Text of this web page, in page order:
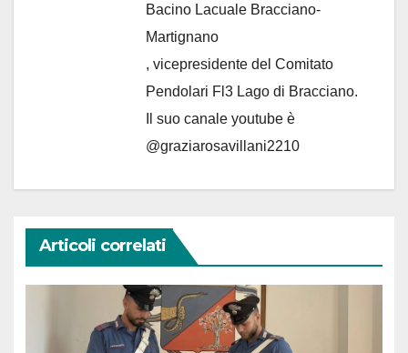
Bacino Lacuale Bracciano-
Martignano
, vicepresidente del Comitato
Pendolari Fl3 Lago di Bracciano.
Il suo canale youtube è
@graziarosavillani2210
Articoli correlati